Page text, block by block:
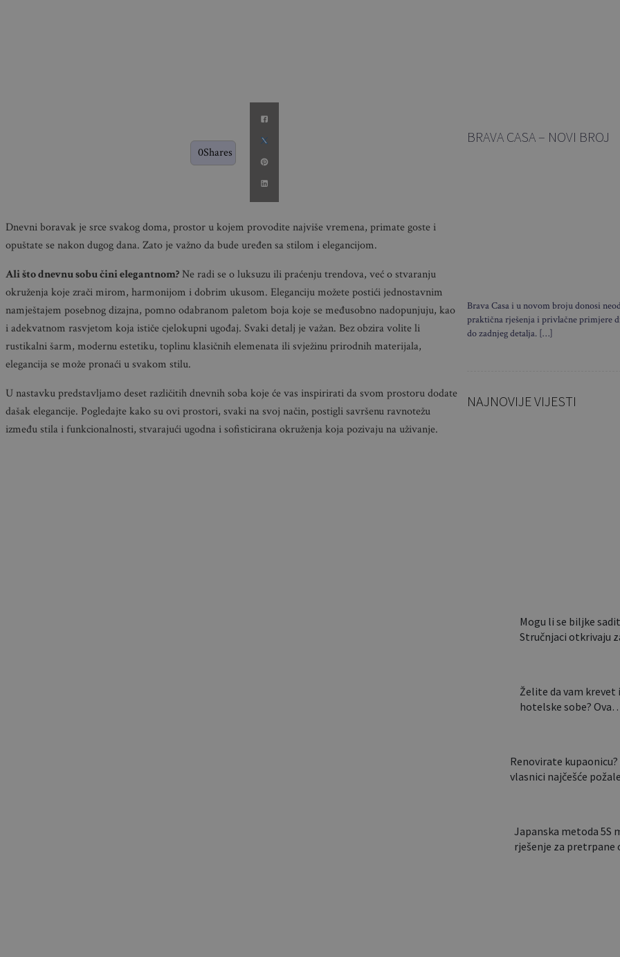
0Shares
Dnevni boravak je srce svakog doma, prostor u kojem provodite najviše vremena, primate goste i
opuštate se nakon dugog dana. Zato je važno da bude uređen sa stilom i elegancijom.
Ali što dnevnu sobu čini elegantnom?Ne radi se o luksuzu ili praćenju trendova, već o stvaranju
okruženja koje zrači mirom, harmonijom i dobrim ukusom. Eleganciju možete postići jednostavnim
namještajem posebnog dizajna, pomno odabranom paletom boja koje se međusobno nadopunjuju, kao
i adekvatnom rasvjetom koja ističe cjelokupni ugođaj. Svaki detalj je važan. Bez obzira volite li
rustikalni šarm, modernu estetiku, toplinu klasičnih elemenata ili svježinu prirodnih materijala,
elegancija se može pronaći u svakom stilu.
U nastavku predstavljamo deset različitih dnevnih soba koje će vas inspirirati da svom prostoru dodate
dašak elegancije. Pogledajte kako su ovi prostori, svaki na svoj način, postigli savršenu ravnotežu
između stila i funkcionalnosti, stvarajući ugodna i sofisticirana okruženja koja pozivaju na uživanje.
BRAVA CASA – NOVI BROJ
Brava Casa i u novom broju donosi
praktična rješenja i privlačne primjere
do zadnjeg detalja. […]
NAJNOVIJE VIJESTI
Mogu li se biljke
Stručnjaci otkrivaju
Želite da vam krevet
hotelske sobe?
Renovirate
vlasnici najčešće
Japanska metoda 5S
rješenje za